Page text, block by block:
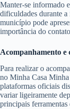
Manter-se informado
dificuldades durante a
município pode
importância do
Acompanhamento e
Para realizar o
no Minha Casa Minha
plataformas oficiais
variar ligeiramente
principais ferramentas